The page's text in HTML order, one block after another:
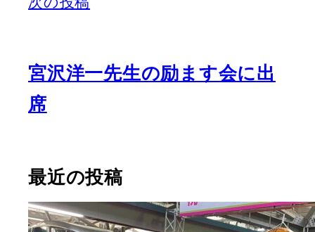
宮沢洋一先生の励ます会に出
席
最近の投稿